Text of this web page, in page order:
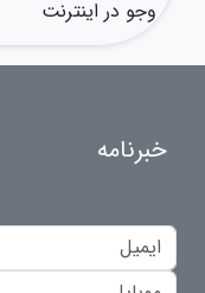
وجو در اینترنت
خبرنامه